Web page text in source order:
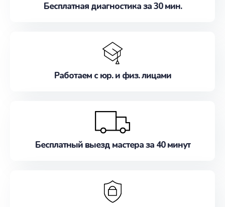
Бесплатная диагностика за 30 мин.
Работаем с юр. и физ. лицами
Бесплатный выезд мастера за 40 минут